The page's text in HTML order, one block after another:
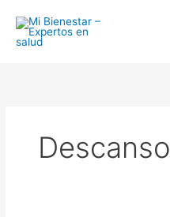
contenido
Descanso